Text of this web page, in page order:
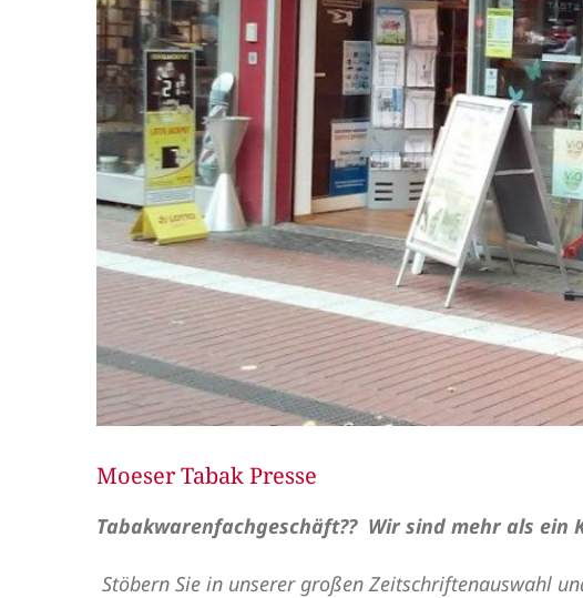
Moeser Tabak Presse
Tabakwarenfachgeschäft?? Wir sind mehr als ein
Stöbern Sie in unserer großen Zeitschriftenauswahl